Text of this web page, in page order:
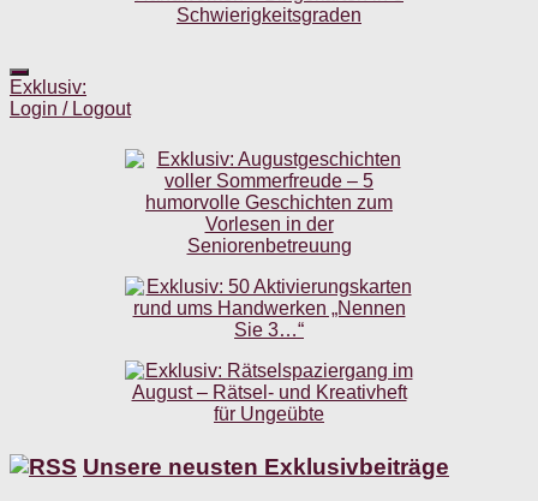
Exklusiv:
Login / Logout
Unsere neusten Exklusivbeiträge